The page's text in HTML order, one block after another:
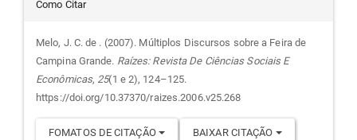
do
artigo
Como Citar
Melo, J. C. de . (2007). Múltiplos Discursos sobre a Feira de
Campina Grande. Raízes: Revista De Ciências Sociais E
Econômicas, 25(1 e 2), 124–125.
https://doi.org/10.37370/raizes.2006.v25.268
FOMATOS DE CITAÇÃO BAIXAR CITAÇÃO